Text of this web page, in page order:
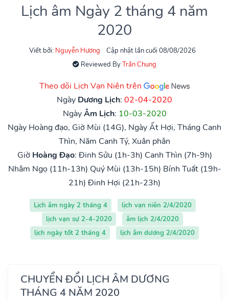
Lịch âm Ngày 2 tháng 4 năm
2020
Viết bởi: Nguyễn Hương
Cập nhật lần cuối 08/08/2026
Reviewed ByTrần Chung
Theo dõi Lịch Vạn Niên trên
Ngày Dương Lịch: 02-04-2020
NgàyÂm Lịch: 10-03-2020
Ngày Hoàng đạo, Giờ Mùi (14G), Ngày Ất Hợi, Tháng Canh
Thìn, Năm Canh Tý, Xuân phân
Giờ Hoàng Đạo: Đinh Sửu (1h-3h) Canh Thìn (7h-9h)
Nhâm Ngọ (11h-13h) Quý Mùi (13h-15h) Bính Tuất (19h-
21h) Đinh Hợi (21h-23h)
Lịch âm ngày 2 tháng 4
lịch vạn niên 2/4/2020
lịch vạn sự 2-4-2020
âm lịch 2/4/2020
lịch ngày tốt 2 tháng 4
lịch âm dương 2/4/2020
CHUYỂN ĐỔI LỊCH ÂM DƯƠNG
THÁNG 4 NĂM 2020